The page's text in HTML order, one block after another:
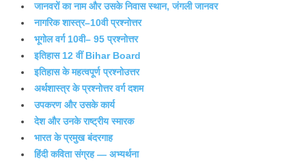
जानवरों का नाम और उसके निवास स्थान, जंगली जानवर
नागरिक शास्त्र–10वी प्रश्नोत्तर
भूगोल वर्ग 10वी– 95 प्रश्नोत्तर
इतिहास 12 वीं Bihar Board
इतिहास के महत्वपूर्ण प्रश्नोउत्तर
अर्थशास्त्र के प्रश्नोत्तर वर्ग दशम
उपकरण और उसके कार्य
देश और उनके राष्ट्रीय स्मारक
भारत के प्रमुख बंदरगाह
हिंदी कविता संग्रह — अभ्यर्थना